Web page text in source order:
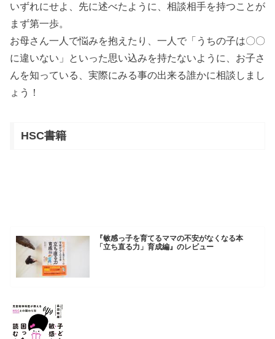
いずれにせよ、先に述べたように、相談相手を持つことが
まず第一歩。
お母さん一人で悩みを抱えたり、一人で「うちの子は〇〇
に違いない」といった思い込みを持たないように、お子さ
んを知っている、実際にみる事の出来る誰かに相談しまし
ょう！
HSC書籍
『敏感っ子を育てるママの不安がなくなる本
「立ち直る力」育成編』のレビュー